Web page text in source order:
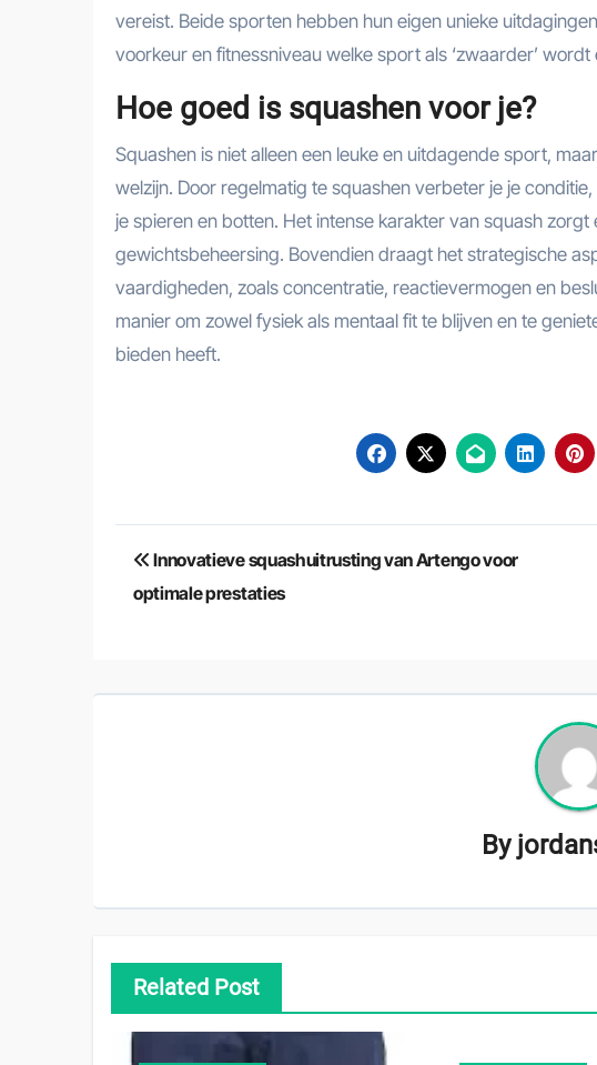
vereist. Beide sporten hebben hun eigen unieke
voorkeur en fitnessniveau welke sport als ‘zwaarder’ wordt
Hoe goed is squashen voor je?
Squashen is niet alleen een leuke en uitdagende sport,
welzijn. Door regelmatig te squashen verbeter je je
je spieren en botten. Het intense karakter van squash
gewichtsbeheersing. Bovendien draagt het strategische
vaardigheden, zoals concentratie, reactievermogen en
manier om zowel fysiek als mentaal fit te blijven en te
bieden heeft.
Berichtnavigatie
Innovatieve squashuitrusting van Artengo voor
optimale prestaties
By
Related Post